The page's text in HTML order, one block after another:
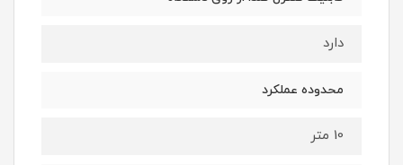
دارد
محدوده عملکرد
10 متر